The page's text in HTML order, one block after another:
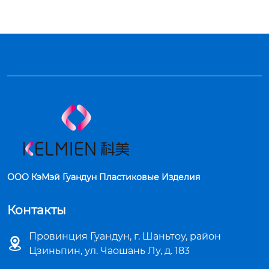
ля губ пустой о...
ООО КэМэй Гуандун Пластиковые Изделия
Контакты

Провинция Гуандун, г. Шаньтоу, район
Цзиньпин, ул. Чаошань Лу, д. 183